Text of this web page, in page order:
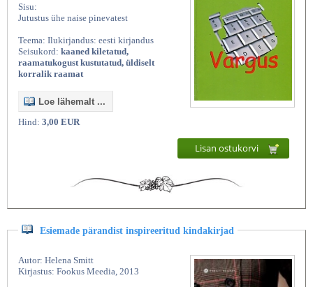
Sisu:
Jutustus ühe naise pinevatest
Teema: Ilukirjandus: eesti kirjandus
Seisukord: kaaned kiletatud,
raamatukogust kustutatud, üldiselt
korralik raamat
Loe lähemalt ...
Hind: 3,00 EUR
Lisan ostukorvi
Esiemade pärandist inspireeritud kindakirjad
Autor: Helena Smitt
Kirjastus: Fookus Meedia, 2013